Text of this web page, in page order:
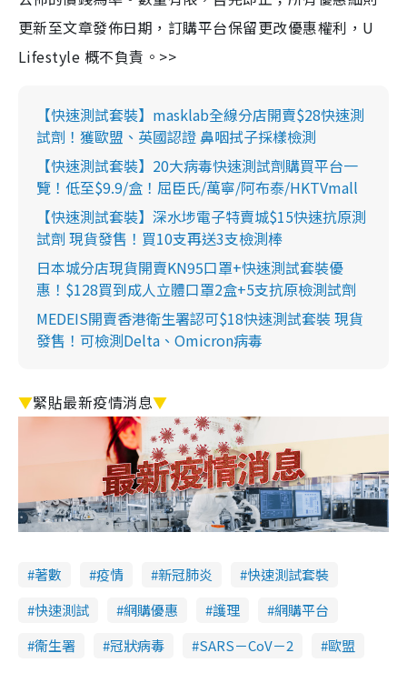
更新至文章發佈日期，訂購平台保留更改優惠權利，U
Lifestyle 概不負責。>>
【快速測試套裝】masklab全線分店開賣$28快速測
試劑！獲歐盟、英國認證 鼻咽拭子採樣檢測
【快速測試套裝】20大病毒快速測試劑購買平台一
覽！低至$9.9/盒！屈臣氏/萬寧/阿布泰/HKTVmall
【快速測試套裝】深水埗電子特賣城$15快速抗原測
試劑 現貨發售！買10支再送3支檢測棒
日本城分店現貨開賣KN95口罩+快速測試套裝優
惠！$128買到成人立體口罩2盒+5支抗原檢測試劑
MEDEIS開賣香港衛生署認可$18快速測試套裝 現貨
發售！可檢測Delta、Omicron病毒
▼緊貼最新疫情消息▼
著數 疫情 新冠肺炎
快速測試套裝
快速測試
網購優惠 護理
網購平台
衞生署
冠狀病毒 SARS－CoV－2 歐盟